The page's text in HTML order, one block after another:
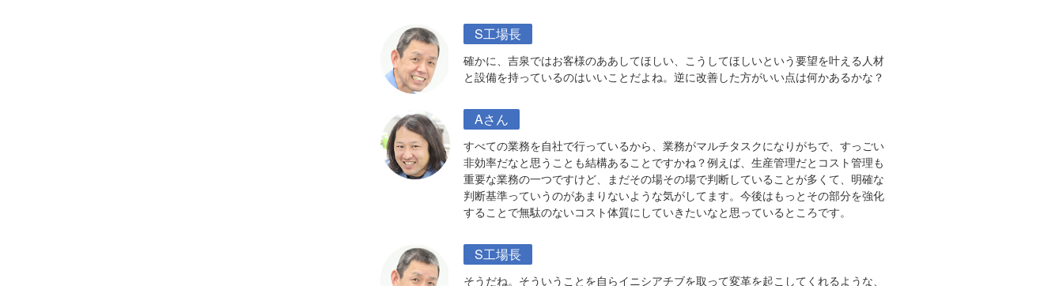
S工場長
確かに、吉泉ではお客様のああしてほしい、こうしてほしいという要望を叶える人材
と設備を持っているのはいいことだよね。逆に改善した方がいい点は何かあるかな？
Aさん
すべての業務を自社で行っているから、業務がマルチタスクになりがちで、すっごい
非効率だなと思うことも結構あることですかね？例えば、生産管理だとコスト管理も
重要な業務の一つですけど、まだその場その場で判断していることが多くて、明確な
判断基準っていうのがあまりないような気がしてます。今後はもっとその部分を強化
することで無駄のないコスト体質にしていきたいなと思っているところです。
S工場長
そうだね。そういうことを自らイニシアチブを取って変革を起こしてくれるような、